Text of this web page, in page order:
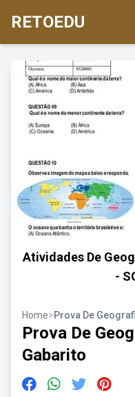
RETOEDU
Atividades De
-
Home>Prova De
Prova De
Gabarito